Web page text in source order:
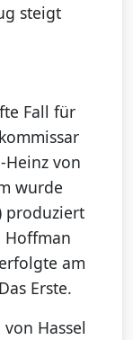
steigt
Fall für
Heinz von
wurde
produziert
Hoffman
am
Erste.
Hassel